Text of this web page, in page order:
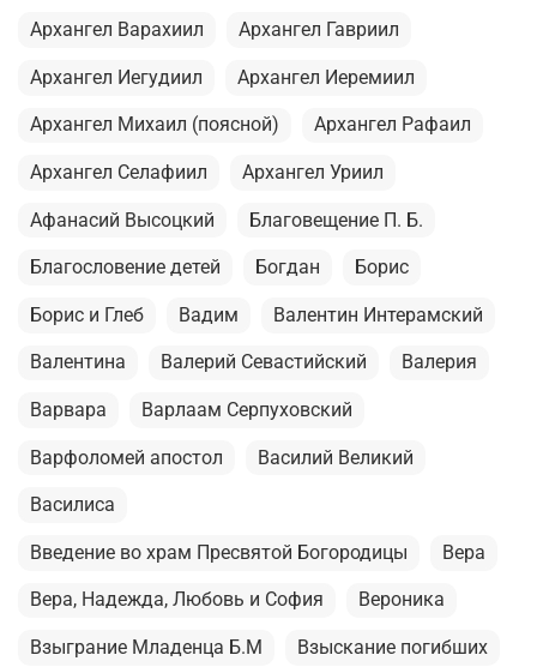
Архангел Варахиил Архангел Гавриил
Архангел Иегудиил Архангел Иеремиил
Архангел Михаил (поясной) Архангел Рафаил
Архангел Селафиил Архангел Уриил
Афанасий Высоцкий Благовещение П. Б.
Благословение детей Богдан Борис
Борис и Глеб Вадим Валентин Интерамский
Валентина Валерий Севастийский Валерия
Варвара Варлаам Серпуховский
Варфоломей апостол Василий Великий
Василиса
Введение во храм Пресвятой Богородицы Вера
Вера, Надежда, Любовь и София Вероника
Взыграние Младенца Б.М Взыскание погибших